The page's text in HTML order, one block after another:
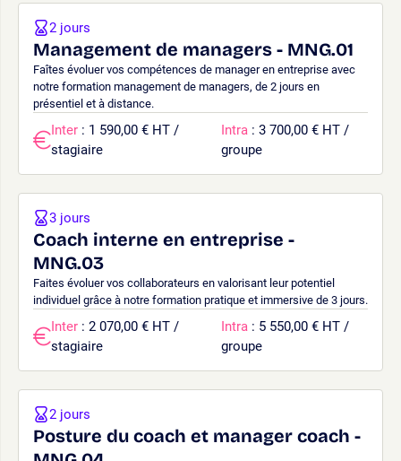
Management de managers - MNG.01
Faîtes évoluer vos compétences de manager en entreprise avec
notre formation management de managers, de 2 jours en
présentiel et à distance.
2 jours
Inter : 1 590,00 € HT /
stagiaire
Intra : 3 700,00 € HT /
groupe
Coach interne en entreprise -
MNG.03
Faites évoluer vos collaborateurs en valorisant leur potentiel
individuel grâce à notre formation pratique et immersive de 3 jours.
3 jours
Inter : 2 070,00 € HT /
stagiaire
Intra : 5 550,00 € HT /
groupe
Posture du coach et manager coach -
2 jours